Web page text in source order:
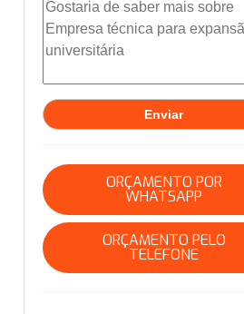
ORÇAMENTO POR
WHATSAPP
ORÇAMENTO PELO
TELEFONE